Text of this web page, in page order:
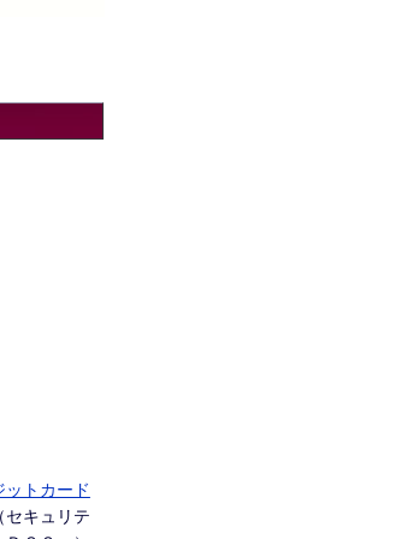
ットカード
セキュリテ